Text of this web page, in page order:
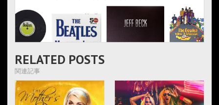
RELATED POSTS
関連記事